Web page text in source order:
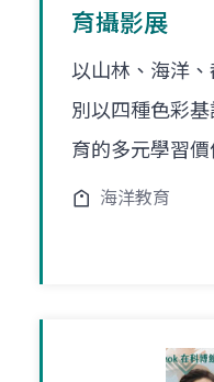
育攝影展
以山林、海洋
別以四種色彩
育的多元學習價
海洋教育